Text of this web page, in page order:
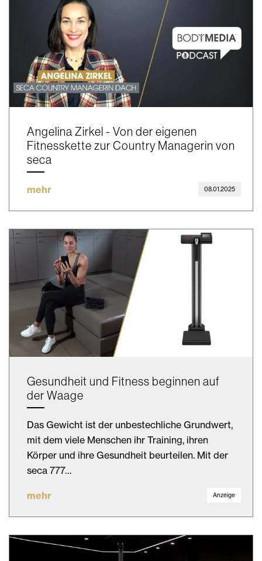
Angelina Zirkel - Von der eigenen
Fitnesskette zur Country Managerin von
seca
mehr 08.01.2025
Gesundheit und Fitness beginnen auf
der Waage
Das Gewicht ist der unbestechliche Grundwert,
mit dem viele Menschen ihr Training, ihren
Körper und ihre Gesundheit beurteilen. Mit der
seca 777…
mehr Anzeige